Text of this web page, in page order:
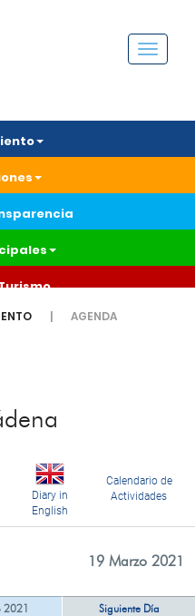
Menú
AGENDA
Diary in
English
Calendario de
Actividades
19 Marzo 2021
2021 Siguiente Día